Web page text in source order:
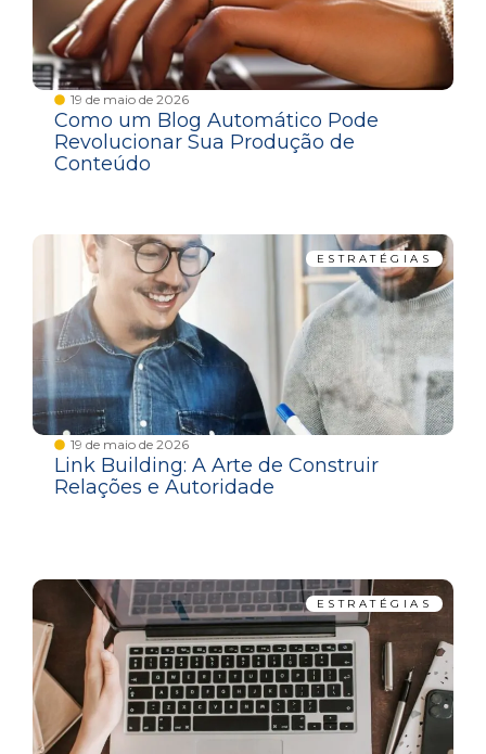
19 de maio de 2026
Como um Blog Automático Pode
Revolucionar Sua Produção de
Conteúdo
ESTRATÉGIAS
19 de maio de 2026
Link Building: A Arte de Construir
Relações e Autoridade
ESTRATÉGIAS